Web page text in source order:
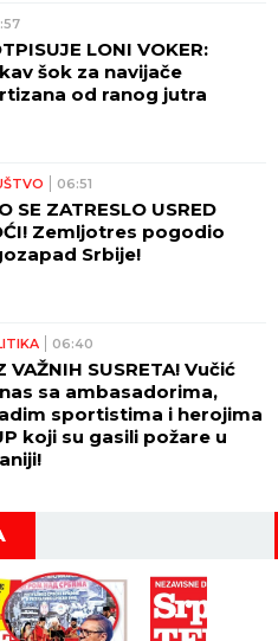
LONI VOKER:
šok za navijače
od ranog jutra
06:51
SE ZATRESLO USRED
Zemljotres pogodio
Srbije!
06:40
VAŽNIH SUSRETA! Vučić
sa ambasadorima,
sportistima i herojima
koji su gasili požare u